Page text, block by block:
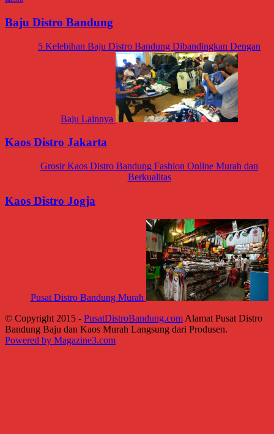
Baju Distro Bandung
5 Kelebihan Baju Distro Bandung Dibandingkan Dengan
Baju Lainnya
Kaos Distro Jakarta
Grosir Kaos Distro Bandung Fashion Online Murah dan
Berkualitas
Kaos Distro Jogja
Pusat Distro Bandung Murah
© Copyright 2015 - PusatDistroBandung.com Alamat Pusat Distro
Bandung Baju dan Kaos Murah Langsung dari Produsen.
Powered by Magazine3.com